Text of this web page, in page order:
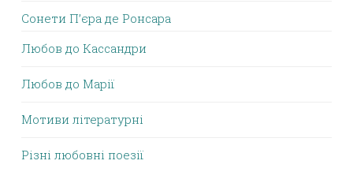
Сонети П’єра де Ронсара
Любов до Кассандри
Любов до Марії
Мотиви літературні
Різні любовні поезії